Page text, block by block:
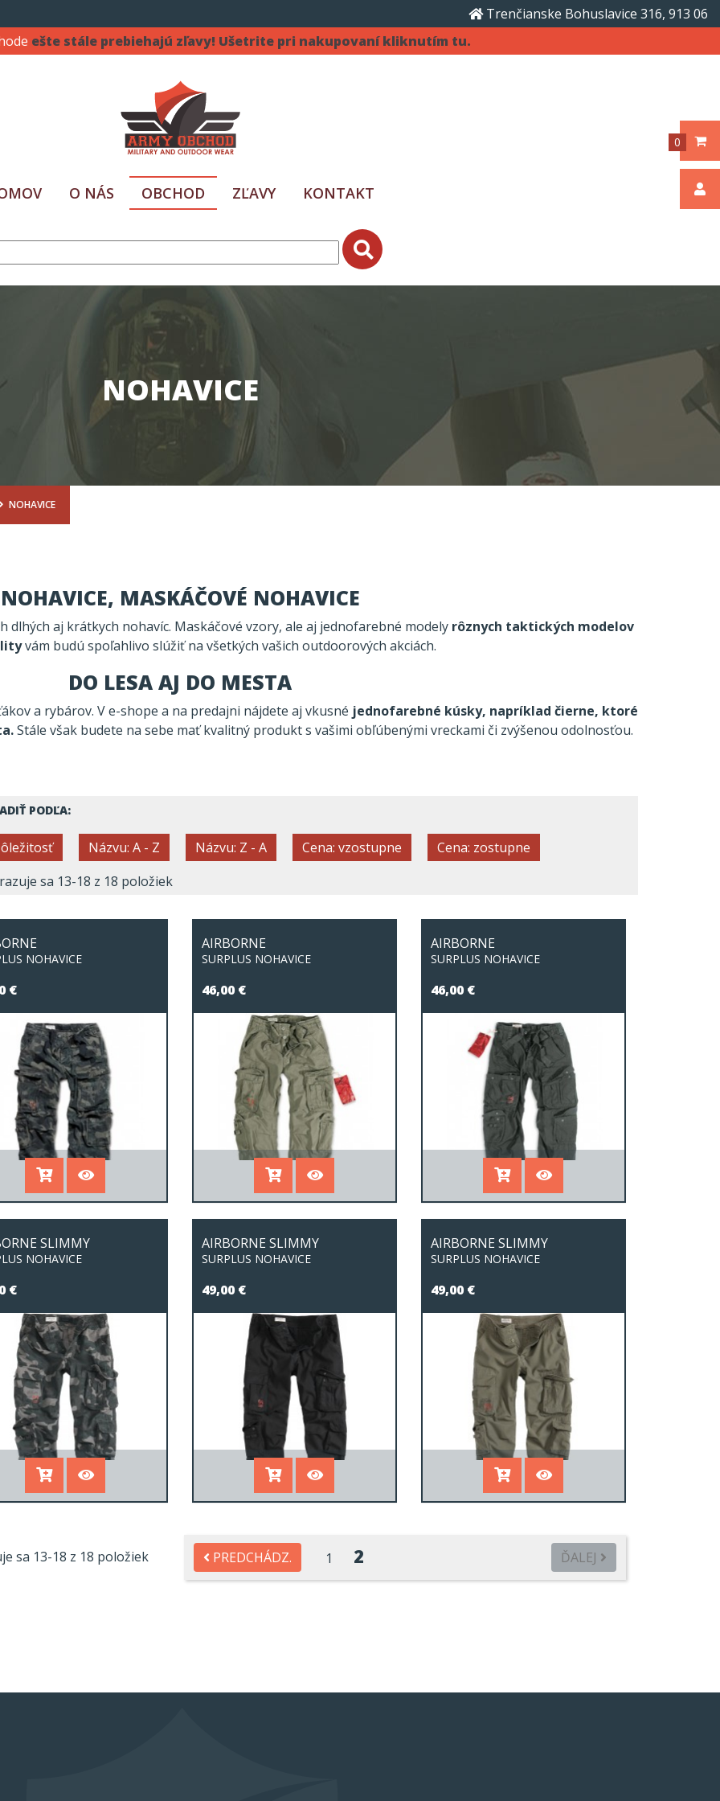
Trenčianske Bohuslavice 316, 913 06
ešte stále prebiehajú zľavy! Ušetrite pri nakupovaní kliknutím tu.
0
O NÁS OBCHOD ZĽAVY KONTAKT
NOHAVICE
NOHAVICE
NOHAVICE, MASKÁČOVÉ NOHAVICE
aj krátkych nohavíc. Maskáčové vzory, ale aj jednofarebné modely rôznych taktických modelov
vám budú spoľahlivo slúžiť na všetkých vašich outdoorových akciách.
DO LESA AJ DO MESTA
a rybárov. V e-shope a na predajni nájdete aj vkusné jednofarebné kúsky, napríklad čierne, ktoré
Stále však budete na sebe mať kvalitný produkt s vašimi obľúbenými vreckami či zvýšenou odolnosťou.
PODĽA:
Názvu: A - Z Názvu: Z - A Cena: vzostupne
Cena: zostupne
sa 13-18 z 18 položiek
NOHAVICE
€
AIRBORNE
SURPLUS NOHAVICE
46,00 €
AIRBORNE
SURPLUS NOHAVICE
46,00 €
SLIMMY
NOHAVICE
€
AIRBORNE SLIMMY
SURPLUS NOHAVICE
49,00 €
AIRBORNE SLIMMY
SURPLUS NOHAVICE
49,00 €
sa 13-18 z 18 položiek PREDCHÁDZ. 1 2 ĎALEJ